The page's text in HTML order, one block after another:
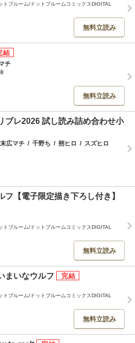
トブルーム/ドットブルームコミックスDIGITAL
無料立読み
チ
無料立読み
ブレ2026 試し読み詰め合わせ小
末広マチ / 千野ち / 朔ヒロ / スズヒロ
フ【電子限定描き下ろし付き】
トブルーム/ドットブルームコミックスDIGITAL
無料立読み
まいなウルフ
トブルーム/ドットブルームコミックスDIGITAL
無料立読み